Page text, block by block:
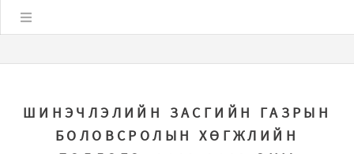
ШИНЭЧЛЭЛИЙН ЗАСГИЙН ГАЗРЫН
БОЛОВСРОЛЫН ХӨГЖЛИЙН